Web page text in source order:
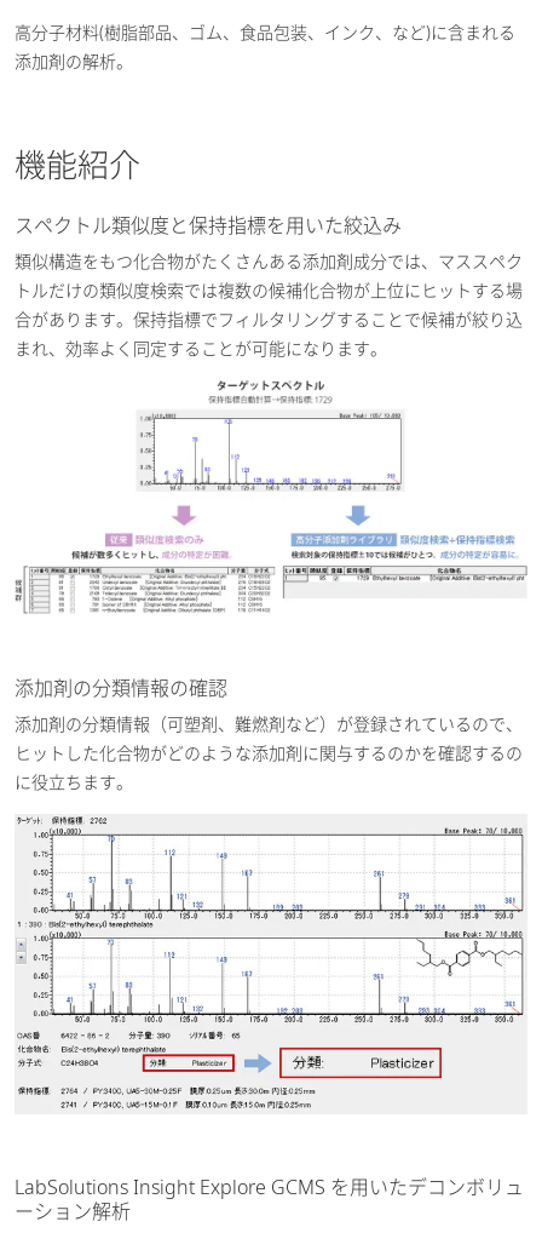
高分子材料(樹脂部品、ゴム、食品包装、インク、など)に含まれる
添加剤の解析。
機能紹介
スペクトル類似度と保持指標を用いた絞込み
類似構造をもつ化合物がたくさんある添加剤成分では、マススペク
トルだけの類似度検索では複数の候補化合物が上位にヒットする場
合があります。保持指標でフィルタリングすることで候補が絞り込
まれ、効率よく同定することが可能になります。
添加剤の分類情報の確認
添加剤の分類情報（可塑剤、難燃剤など）が登録されているので、
ヒットした化合物がどのような添加剤に関与するのかを確認するの
に役立ちます。
LabSolutions Insight Explore GCMS を用いたデコンボリュ
ーション解析